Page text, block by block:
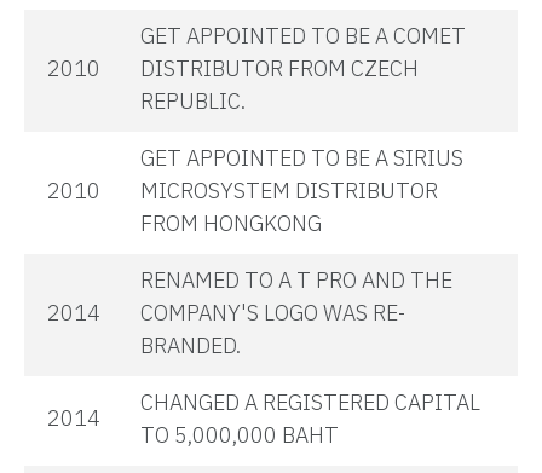
2010
GET APPOINTED TO BE A COMET
DISTRIBUTOR FROM CZECH
REPUBLIC.
2010
GET APPOINTED TO BE A SIRIUS
MICROSYSTEM DISTRIBUTOR
FROM HONGKONG
2014
RENAMED TO A T PRO AND THE
COMPANY'S LOGO WAS RE-
BRANDED.
2014
CHANGED A REGISTERED CAPITAL
TO 5,000,000 BAHT